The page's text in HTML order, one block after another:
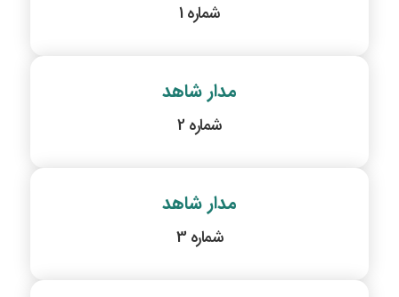
شماره 1
مدار شاهد
شماره 2
مدار شاهد
شماره 3